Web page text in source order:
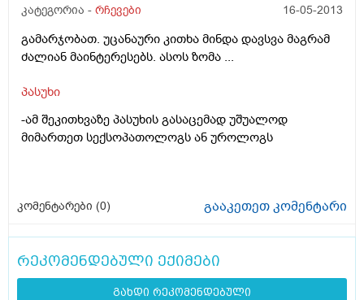
კატეგორია - რჩევები 16-05-2013
გამარჯობათ. უცანაური კითხა მინდა დავსვა მაგრამ
ძალიან მაინტერესებს. ასოს ზომა ...
პასუხი
-ამ შეკითხვაზე პასუხის გასაცემად უშუალოდ
მიმართეთ სექსოპათოლოგს ან უროლოგს
კომენტარები (0) გააკეთეთ კომენტარი
რეკომენდებული ექიმები
გახდი რეკომენდებული